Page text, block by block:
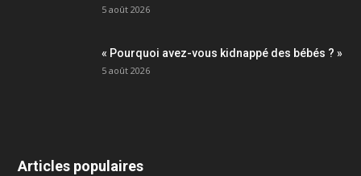
5 août 2026
« Pourquoi avez-vous kidnappé des bébés ? »
5 août 2026
Articles populaires